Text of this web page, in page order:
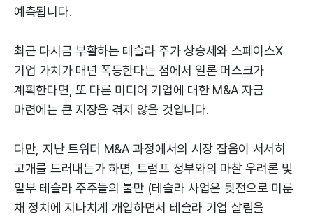
예측됩니다.
최근 다시금 부활하는 테슬라 주가 상승세와 스페이스X
기업 가치가 매년 폭등한다는 점에서 일론 머스크가
계획한다면, 또 다른 미디어 기업에 대한 M&A 자금
마련에는 큰 지장을 겪지 않을 것입니다.
다만, 지난 트위터 M&A 과정에서의 시장 잡음이 서서히
고개를 드러내는가 하면, 트럼프 정부와의 마찰 우려론 및
일부 테슬라 주주들의 불만 (테슬라 사업은 뒷전으로 미룬
채 정치에 지나치게 개입하면서 테슬라 기업 살림을